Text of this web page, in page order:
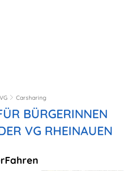
Carsharing
BÜRGERINNEN
VG RHEINAUEN